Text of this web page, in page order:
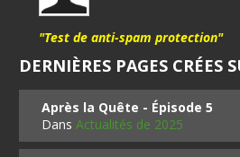
"Test de anti-spam protection"
DERNIÈRES PAGES CRÉES
Après la Quête - Épisode 5
DansActualités de 2025